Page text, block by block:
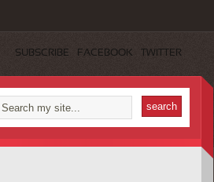
SUBSCRIBE FACEBOOK TWITTER